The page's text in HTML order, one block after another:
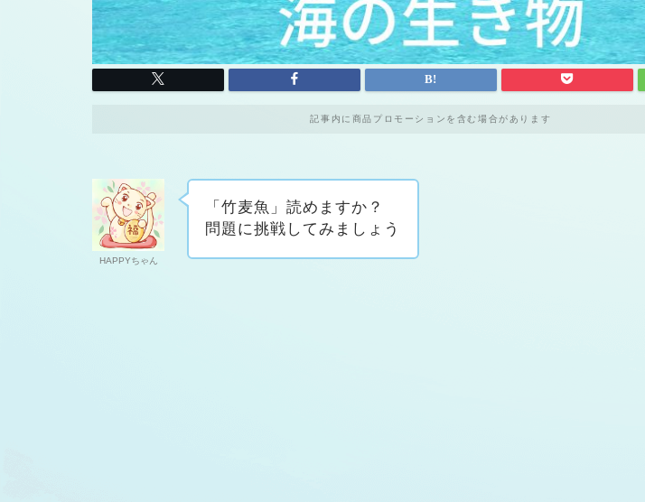
記事内に商品プロモーションを含む場合があります
HAPPYちゃん
「竹麦魚」読めますか？
問題に挑戦してみましょう